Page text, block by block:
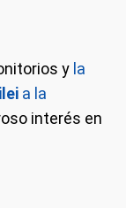
y la
a la
interés en